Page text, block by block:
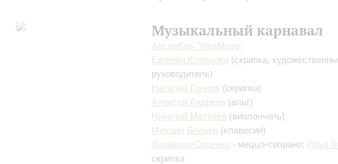
Музыкальный карнавал
Ансамбль "VivaMusе"
Евгения Клевцова (скрипка,
руководитель)
Наталья Гринюк (скрипка)
Алексей Андреев (альт)
Николай Матвеев (виолончель)
Михаил Блехер (клавесин)
Людмила Сиденко - меццо-сопрано; Илья
скрипка